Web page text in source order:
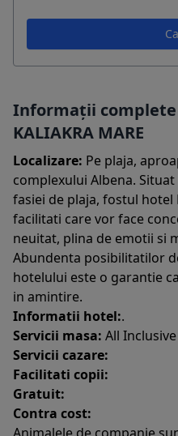
Informații
KALIAKRA MARE
Localizare: Pe plaja,
complexului Albena.
fasiei de plaja, fostul
facilitati care vor face
neuitat, plina de emotii si
Abundenta posibilitatilor
hotelului este o garantie
in amintire.
Informatii hotel:.
Servicii masa: All
Servicii cazare:
Facilitati copii:
Gratuit:
Contra cost: